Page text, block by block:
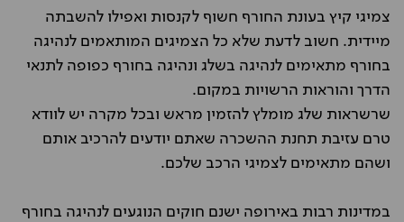
צמיגי קיץ בעונת החורף חשוף לקנסות ואפילו להשבתה
מיידית. חשוב לדעת שלא כל הצמיגים המותאמים לנהיגה
בחורף מתאימים לנהיגה בשלג ונהיגה בחורף כפופה לתנאי
הדרך והוראות הרשויות במקום.
שרשראות שלג מומלץ להזמין מראש ובכל מקרה יש לוודא
טרם עזיבת תחנת ההשכרה שאתם יודעים להרכיב אותם
ושהם מתאימים לצמיגי הרכב שלכם.
במדינות רבות באירופה ישנם חוקים הנוגעים לנהיגה בחורף